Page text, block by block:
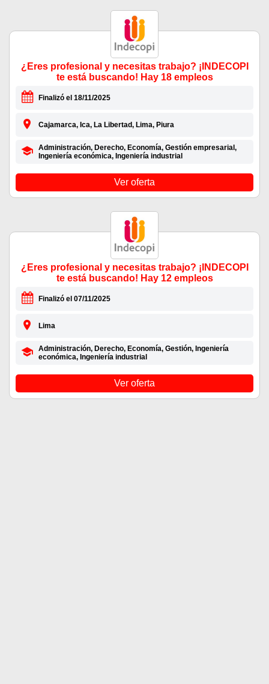
¿Eres profesional y necesitas trabajo? ¡INDECOPI
te está buscando! Hay 18 empleos
Finalizó el 18/11/2025
Cajamarca, Ica, La Libertad, Lima, Piura
Administración, Derecho, Economía, Gestión empresarial,
Ingeniería económica, Ingeniería industrial
Ver oferta
¿Eres profesional y necesitas trabajo? ¡INDECOPI
te está buscando! Hay 12 empleos
Finalizó el 07/11/2025
Lima
Administración, Derecho, Economía, Gestión, Ingeniería
económica, Ingeniería industrial
Ver oferta